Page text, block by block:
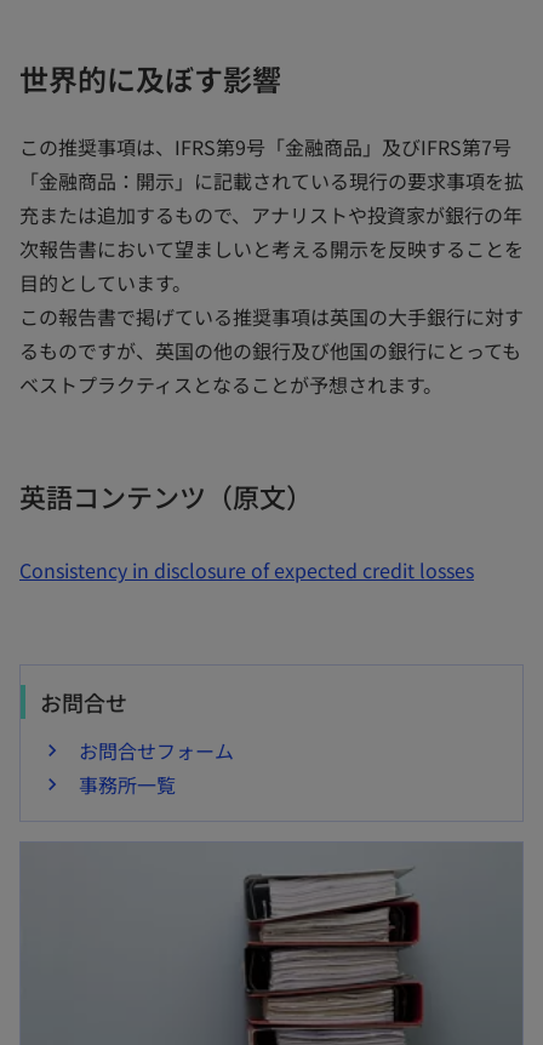
世界的に及ぼす影響
この推奨事項は、IFRS第9号「金融商品」及びIFRS第7号
「金融商品：開示」に記載されている現行の要求事項を拡
充または追加するもので、アナリストや投資家が銀行の年
次報告書において望ましいと考える開示を反映することを
目的としています。
この報告書で掲げている推奨事項は英国の大手銀行に対す
るものですが、英国の他の銀行及び他国の銀行にとっても
ベストプラクティスとなることが予想されます。
英語コンテンツ（原文）
Consistency in disclosure of expected credit losses
お問合せ
お問合せフォーム
事務所一覧
新しいタブで開く